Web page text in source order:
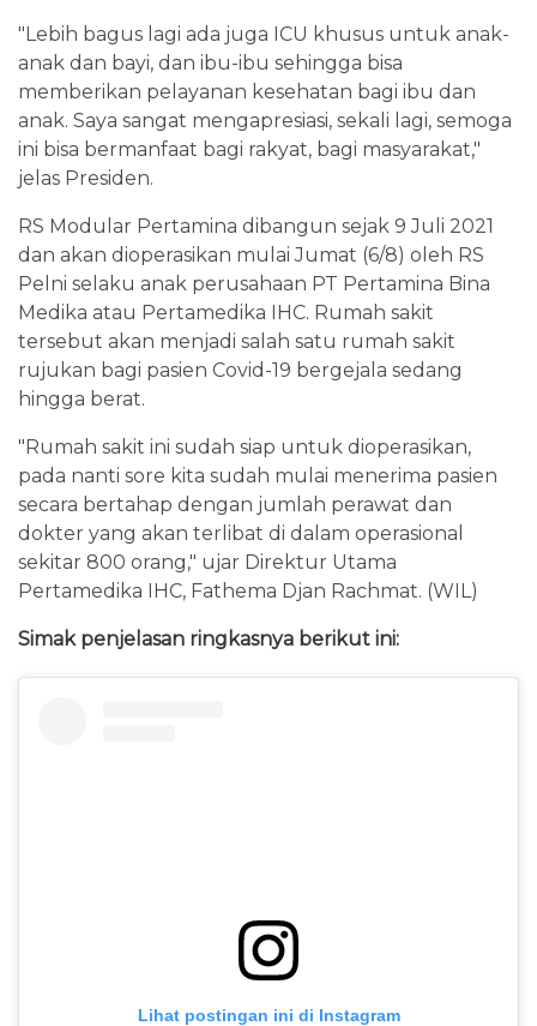
"Lebih bagus lagi ada juga ICU khusus untuk anak-
anak dan bayi, dan ibu-ibu sehingga bisa
memberikan pelayanan kesehatan bagi ibu dan
anak. Saya sangat mengapresiasi, sekali lagi, semoga
ini bisa bermanfaat bagi rakyat, bagi masyarakat,"
jelas Presiden.
RS Modular Pertamina dibangun sejak 9 Juli 2021
dan akan dioperasikan mulai Jumat (6/8) oleh RS
Pelni selaku anak perusahaan PT Pertamina Bina
Medika atau Pertamedika IHC. Rumah sakit
tersebut akan menjadi salah satu rumah sakit
rujukan bagi pasien Covid-19 bergejala sedang
hingga berat.
"Rumah sakit ini sudah siap untuk dioperasikan,
pada nanti sore kita sudah mulai menerima pasien
secara bertahap dengan jumlah perawat dan
dokter yang akan terlibat di dalam operasional
sekitar 800 orang," ujar Direktur Utama
Pertamedika IHC, Fathema Djan Rachmat. (WIL)
Simak penjelasan ringkasnya berikut ini:
Lihat postingan ini di Instagram